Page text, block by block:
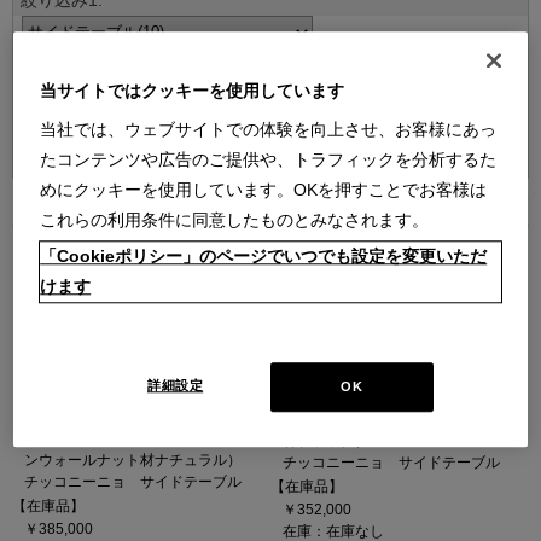
並べ替え：
10件あります
834 CICOGNINO（アメリカンウォ
ンウォールナット材ナチュラル）
チッコニーニョ サイドテーブル
【在庫品】
￥385,000
チッコニーニョ サイドテーブル
【在庫品】
￥352,000
在庫：在庫なし
当サイトではクッキーを使用しています
当社では、ウェブサイトでの体験を向上させ、お客様にあっ
たコンテンツや広告のご提供や、トラフィックを分析するた
めにクッキーを使用しています。OKを押すことでお客様は
これらの利用条件に同意したものとみなされます。
「Cookieポリシー」のページでいつでも設定を変更いただ
けます
OK
詳細設定